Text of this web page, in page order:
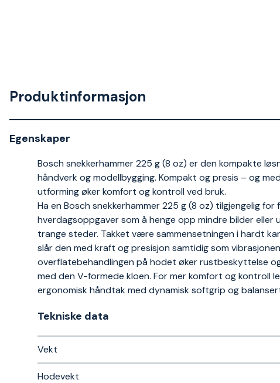
Produktinformasjon
Egenskaper
Bosch snekkerhammer 225 g (8 oz) er den kompakte
håndverk og modellbygging. Kompakt og presis – og
utforming øker komfort og kontroll ved bruk.
Ha en Bosch snekkerhammer 225 g (8 oz) tilgjengelig
hverdagsoppgaver som å henge opp mindre bilder
trange steder. Takket være sammensetningen i hardt
slår den med kraft og presisjon samtidig som
overflatebehandlingen på hodet øker rustbeskyttelse
med den V-formede kloen. For mer komfort og kontroll
ergonomisk håndtak med dynamisk softgrip og
Tekniske data​
Vekt
Hodevekt